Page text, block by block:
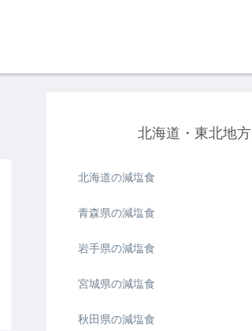
北海道・東北地方
北海道の減塩食
青森県の減塩食
岩手県の減塩食
宮城県の減塩食
秋田県の減塩食